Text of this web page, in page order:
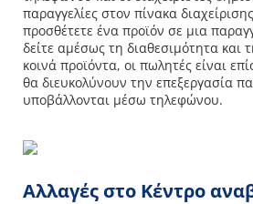
παραγγελίες στον πίνακα
προσθέτετε ένα προϊόν σε μια
δείτε αμέσως τη διαθεσιμότητα και
κοινά προϊόντα, οι πωλητές είναι
θα διευκολύνουν την επεξεργασία
υποβάλλονται μέσω τηλεφώνου.
Αλλαγές στο Κέντρο